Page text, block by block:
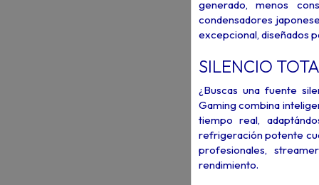
generado, menos
condensadores
excepcional, diseñados
SILENCIO
¿Buscas una fuente
Gaming combina
tiempo real,
refrigeración potente
profesionales,
rendimiento.